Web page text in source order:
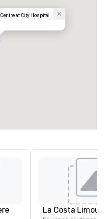
at City Hospital
La Costa